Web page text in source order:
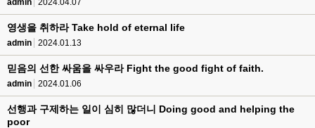
admin 2024.04.07
영생을 취하라 Take hold of eternal life
admin 2024.01.13
믿음의 선한 싸움을 싸우라 Fight the good fight of faith.
admin 2024.01.06
선행과 구제하는 일이 심히 많더니 Doing good and helping the
poor